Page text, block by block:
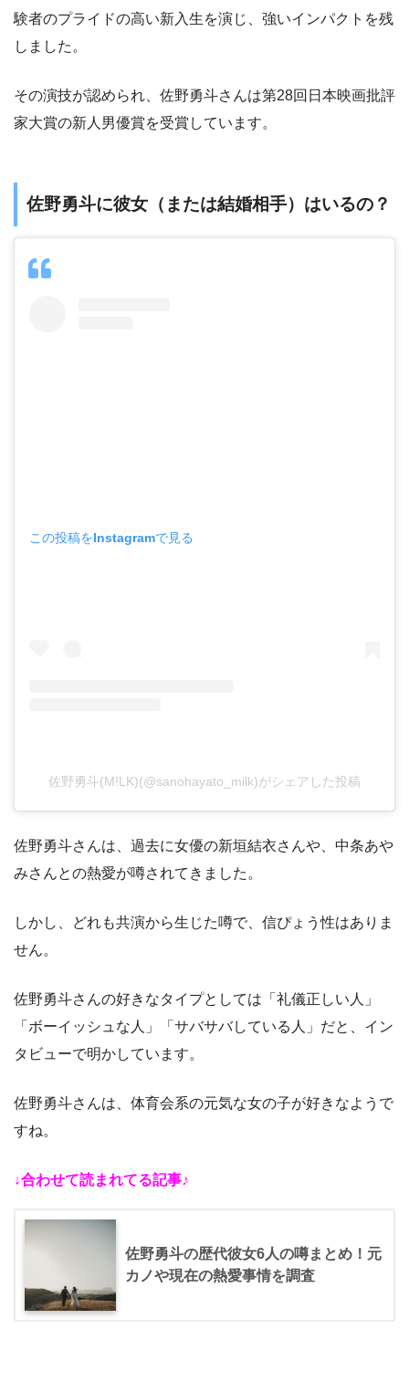
験者のプライドの高い新入生を演じ、強いインパクトを残
しました。
その演技が認められ、佐野勇斗さんは第28回日本映画批評
家大賞の新人男優賞を受賞しています。
佐野勇斗に彼女（または結婚相手）はいるの？
この投稿をInstagramで見る
佐野勇斗(M!LK)(@sanohayato_milk)がシェアした投稿
佐野勇斗さんは、過去に女優の新垣結衣さんや、中条あや
みさんとの熱愛が噂されてきました。
しかし、どれも共演から生じた噂で、信ぴょう性はありま
せん。
佐野勇斗さんの好きなタイプとしては「礼儀正しい人」
「ボーイッシュな人」「サバサバしている人」だと、イン
タビューで明かしています。
佐野勇斗さんは、体育会系の元気な女の子が好きなようで
すね。
↓合わせて読まれてる記事♪
佐野勇斗の歴代彼女6人の噂まとめ！元
カノや現在の熱愛事情を調査